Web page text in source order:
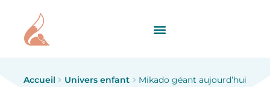
Accueil Univers enfant
Mikado géant aujourd’hui